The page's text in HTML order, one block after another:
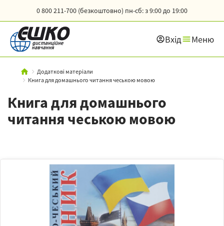
0 800 211-700 (безкоштовно) пн-сб: з 9:00 до 19:00
Вхід Меню
Додаткові матеріали
Книга для домашнього читання чеською мовою
Книга для домашнього
читання чеською мовою